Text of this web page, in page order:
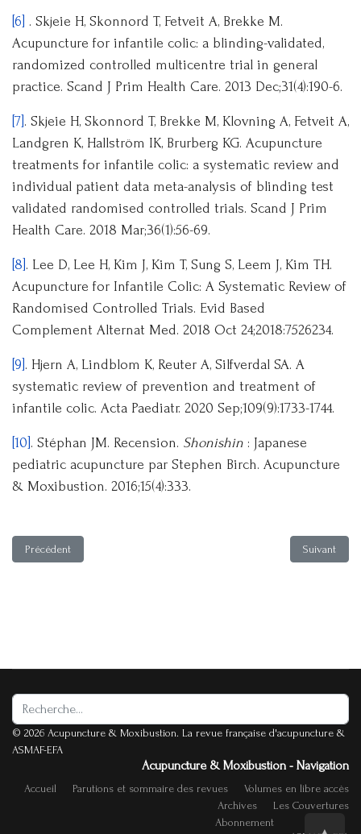
[6] . Skjeie H, Skonnord T, Fetveit A, Brekke M.
Acupuncture for infantile colic: a blinding-validated,
randomized controlled multicentre trial in general
practice. Scand J Prim Health Care. 2013 Dec;31(4):190-6.
[7] . Skjeie H, Skonnord T, Brekke M, Klovning A, Fetveit A,
Landgren K, Hallström IK, Brurberg KG. Acupuncture
treatments for infantile colic: a systematic review and
individual patient data meta-analysis of blinding test
validated randomised controlled trials. Scand J Prim
Health Care. 2018 Mar;36(1):56-69.
[8] . Lee D, Lee H, Kim J, Kim T, Sung S, Leem J, Kim TH.
Acupuncture for Infantile Colic: A Systematic Review of
Randomised Controlled Trials. Evid Based
Complement Alternat Med. 2018 Oct 24;2018:7526234.
[9] . Hjern A, Lindblom K, Reuter A, Silfverdal SA. A
systematic review of prevention and treatment of
infantile colic. Acta Paediatr. 2020 Sep;109(9):1733-1744.
[10] . Stéphan JM. Recension. Shonishin : Japanese
pediatric acupuncture par Stephen Birch. Acupuncture
& Moxibustion. 2016;15(4):333.
Article précédent : Traitement par acupuncture de la dermatite atopique
Précédent Article
Suivant
Rechercher
© 2026 Acupuncture & Moxibustion. La revue française d'acupuncture &
ASMAF-EFA
Acupuncture & Moxibustion - Navigation
Accueil Parutions et sommaire des revues
Volumes en libre accès
Archives
Les Couvertures
Abonnement